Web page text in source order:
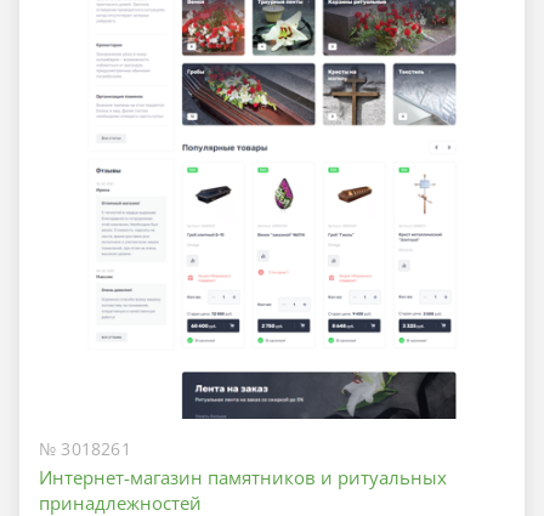
№ 3018261
Интернет-магазин памятников и ритуальных
принадлежностей